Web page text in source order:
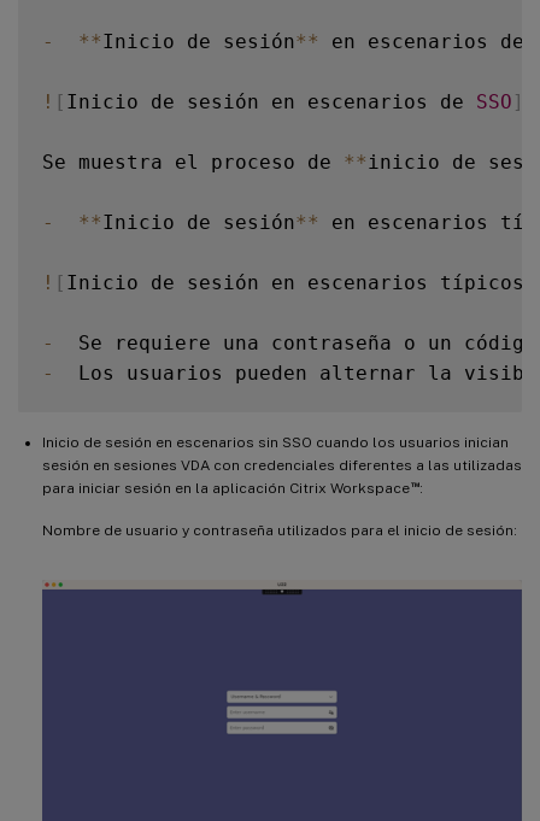
- **Inicio de sesión** en escenarios
! [ Inicio de sesión en escenarios de SSO ]
Se muestra el proceso de ** inicio de
- **Inicio de sesión** en escenarios
! [ Inicio de sesión en escenarios
-
Se requiere una contraseña o un
-
Los usuarios pueden alternar la
Inicio de sesión en escenarios sin SSO cuando los usuarios inician
sesión en sesiones VDA con credenciales diferentes a las utilizadas
para iniciar sesión en la aplicación Citrix Workspace™:
Nombre de usuario y contraseña utilizados para el inicio de sesión: